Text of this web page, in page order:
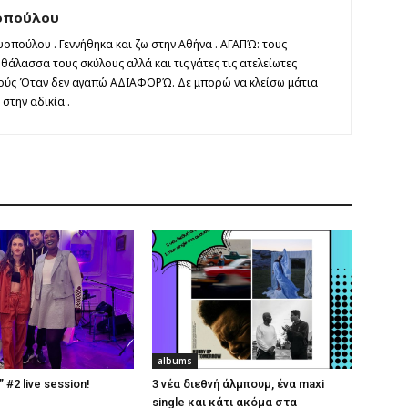
. Γεννήθηκα και ζω στην Αθήνα . ΑΓΑΠΏ: τους
τους σκύλους αλλά και τις γάτες τις ατελείωτες
Όταν δεν αγαπώ ΑΔΙΑΦΟΡΏ. Δε μπορώ να κλείσω μάτια
αδικία .
#2 live session!
albums
3 νέα διεθνή άλμπουμ, ένα maxi
single και κάτι ακόμα στα